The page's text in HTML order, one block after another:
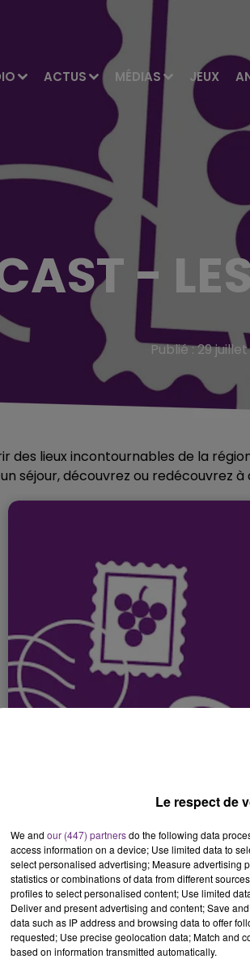
ACTUS MÉDIAS JEUX
-
Publié : 29
des lieux incontournables de la
séjour, découvrez ou redécouvrez
Le respect de
We and our (447) partnersdo the following data
access information on a device; Use limited data to
select personalised advertising; Measure advertising
statistics or combinations of data from different
profiles to select personalised content; Use limited
Deliver and present advertising and content; Save
data such as IP address and browsing data to offer
requested; Use precise geolocation data; Match and
based on information transmitted automatically.